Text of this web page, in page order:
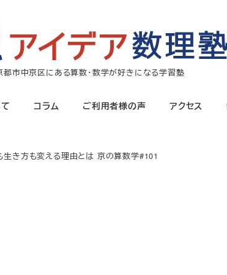
都市中京区にある算数・数学が好きになる学習塾
コラム ご利用者様の声 アクセス
生き方も変える理由とは 京の算数学#101